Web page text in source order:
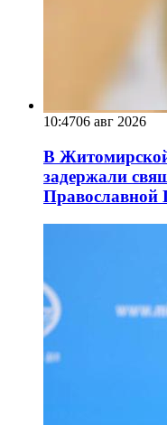
10:4706 авг 2026
В
задержали
Православной